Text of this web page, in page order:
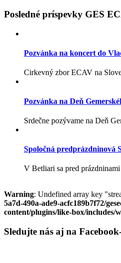
Posledné príspevky GES
Pozvánka na koncert do
Cirkevný zbor ECAV na
Pozvánka na Deň
Srdečne pozývame na Deň
Spoločná predprázdninová
V Betliari sa pred
Warning: Undefined array key
5a7d-490a-ade9-acfc189b7f72/
content/plugins/like-box/includes/
Sledujte nás aj na